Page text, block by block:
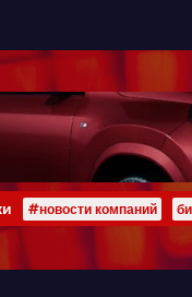
#новости компаний